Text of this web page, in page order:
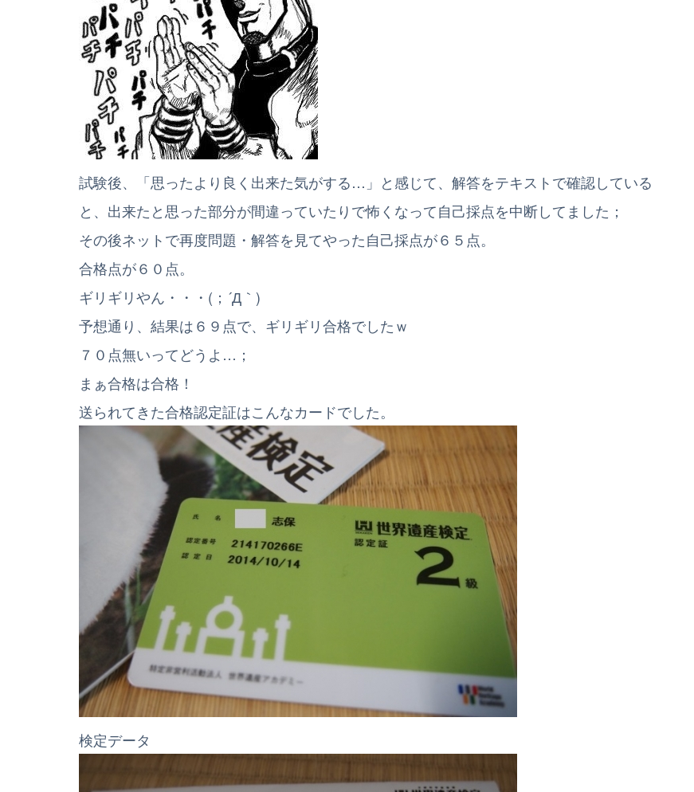
試験後、「思ったより良く出来た気がする…」と感じて、解答をテキストで確認している
と、出来たと思った部分が間違っていたりで怖くなって自己採点を中断してました；
その後ネットで再度問題・解答を見てやった自己採点が６５点。
合格点が６０点。
ギリギリやん・・・(；´Д｀)
予想通り、結果は６９点で、ギリギリ合格でしたｗ
７０点無いってどうよ…；
まぁ合格は合格！
送られてきた合格認定証はこんなカードでした。
検定データ